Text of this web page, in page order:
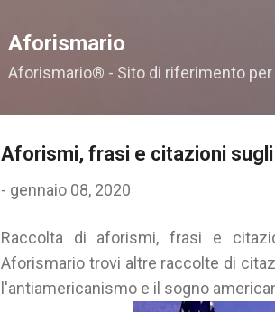
Aforismario
Aforismario® - Sito di riferimento
Aforismi, frasi e citazioni
- gennaio 08, 2020
Raccolta di aforismi, frasi e
Aforismario trovi altre raccolte di
l'antiamericanismo e il sogno